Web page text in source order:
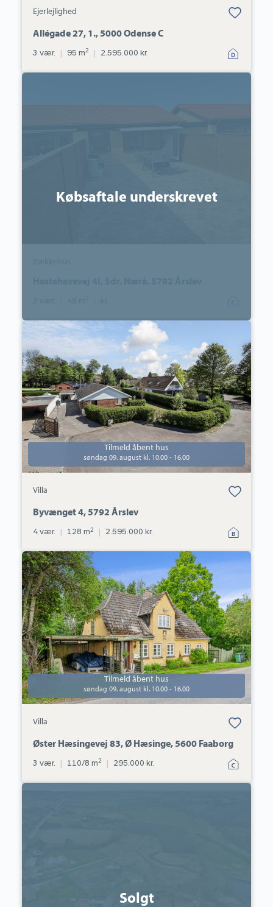
Ejerlejlighed
Bolig er gemt
under dine
Allégade 27, 1., 5000 Odense C
3 vær. | 95 m2 | 2.595.000 kr.
Købsaftale underskrevet
Villa:
Byvænget
4,
5792
Årslev
Tilmeld åbent hus
søndag 09. august kl. 10.00 - 16.00
Villa
Bolig er gemt
under dine
Byvænget 4, 5792 Årslev
4 vær. | 128 m2 | 2.595.000 kr.
Villa:
Øster
Hæsingevej
83,
Ø
Hæsinge,
5600
Faaborg
Tilmeld åbent hus
søndag 09. august kl. 10.00 - 16.00
Villa
Bolig er gemt
under dine
Øster Hæsingevej 83, Ø Hæsinge, 5600 Faaborg
3 vær. | 110/8 m2 | 295.000 kr.
Solgt